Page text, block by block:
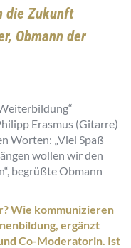
die Zukunft
Obmann der
Erasmus (Gitarre)
Worten: „Viel Spaß
wollen wir den
begrüßte Obmann
Wie kommunizieren
, ergänzt
Co-Moderatorin. Ist